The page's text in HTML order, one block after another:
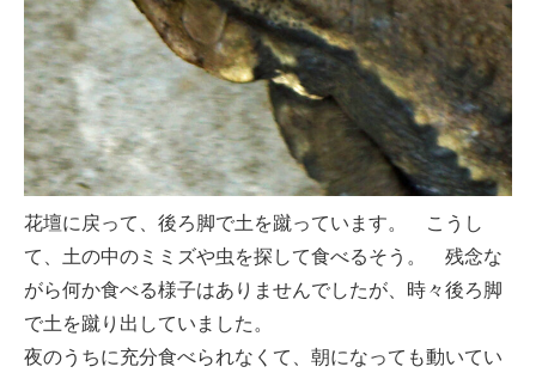
花壇に戻って、後ろ脚で土を蹴っています。 こうし
て、土の中のミミズや虫を探して食べるそう。 残念な
がら何か食べる様子はありませんでしたが、時々後ろ脚
で土を蹴り出していました。
夜のうちに充分食べられなくて、朝になっても動いてい